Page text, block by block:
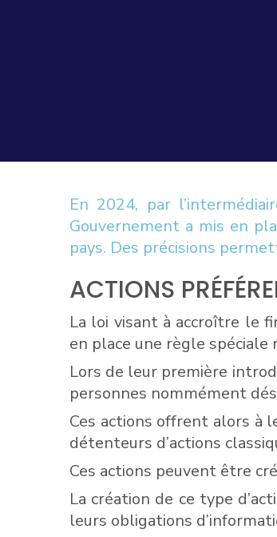
En 2024, par
Gouvernement a mis en
pays. Des précisions
ACTIONS
La loi visant à accroître le
en place une règle
Lors de leur première
personnes nommément
Ces actions offrent alors à
détenteurs d’actions
Ces actions peuvent être
La création de ce type
leurs obligations